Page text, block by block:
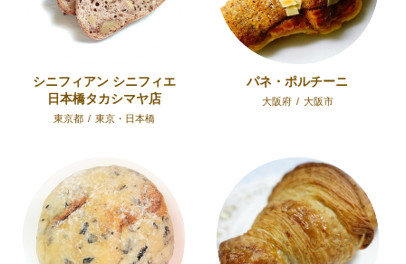
シニフィアン シニフィエ
日本橋タカシマヤ店
東京都 / 東京・日本橋
パネ・ポルチーニ
大阪府 / 大阪市